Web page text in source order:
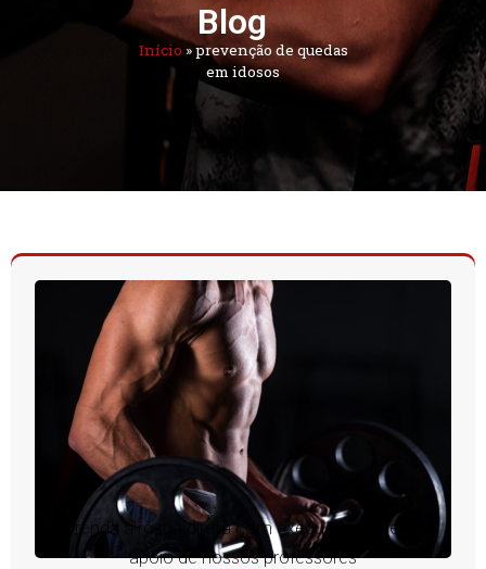
Blog
Início »prevenção de quedas
em idosos
Aprenda a rosca direta com execução perfeita e
apoio de nossos professores